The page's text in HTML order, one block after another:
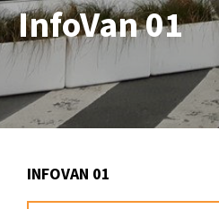
InfoVan 01
INFOVAN 01